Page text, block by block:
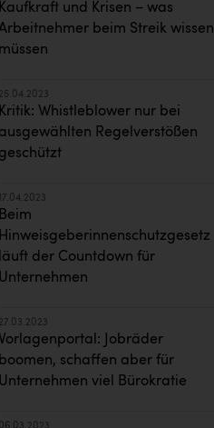
Kaufkraft und Krisen – was
beim Streik wissen
müssen
25.04.2023
Kritik: Whistleblower nur bei
ausgewählten Regelverstößen
geschützt
17.04.2023
Beim
Hinweisgeberinnenschutzgesetz
läuft der Countdown für
Unternehmen
27.03.2023
Vorlagenportal: Jobräder
boomen, schaffen aber für
Unternehmen viel Bürokratie